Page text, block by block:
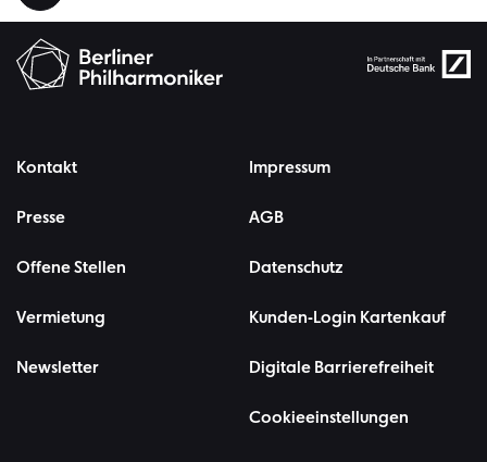
Kontakt
Presse
Offene Stellen
Vermietung
Newsletter
Impressum
AGB
Datenschutz
Kunden-Login Kartenkauf
Digitale Barrierefreiheit
Cookieeinstellungen